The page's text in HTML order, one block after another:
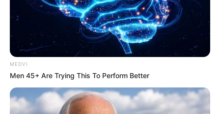
MEDVI
Men 45+ Are Trying This To Perform Better